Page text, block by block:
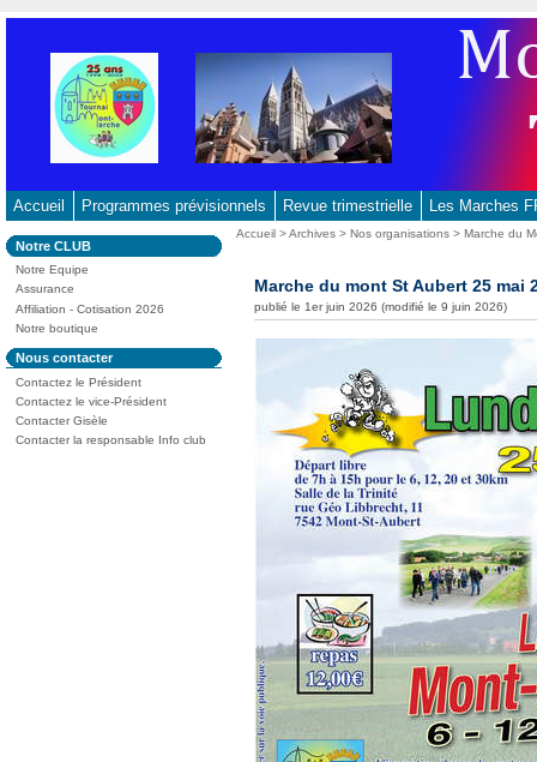
contenu
principal
-
Aller
à
la
recherche
Accueil Programmes prévisionnels Revue trimestrielle Les Marches
Dans
la
rubrique
:
Notre CLUB
Notre Equipe
Assurance
Affiliation - Cotisation 2026
Notre boutique
Dans
la
rubrique
:
Nous contacter
Contactez le Président
Contactez le vice-Président
Contacter Gisèle
Contacter la responsable Info club
Vous
Accueil >Archives >Nos organisations >Marche du
Marche du mont St Aubert 25 mai
publié le 1er juin 2026 (modifié le 9 juin 2026)